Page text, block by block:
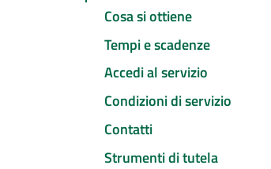
Cosa si ottiene
Tempi e scadenze
Accedi al servizio
Condizioni di servizio
Contatti
Strumenti di tutela